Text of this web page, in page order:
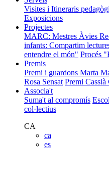
Visites i Itineraris
Exposicions
Projectes
MARC: Mestres Àvies
infants: Compartim
entendre el món" Procés
Premis
Premi i guardons Marta
Rosa Sensat Premi Cassià
Associa't
Suma't al compromís
col·lectius
CA
ca
es